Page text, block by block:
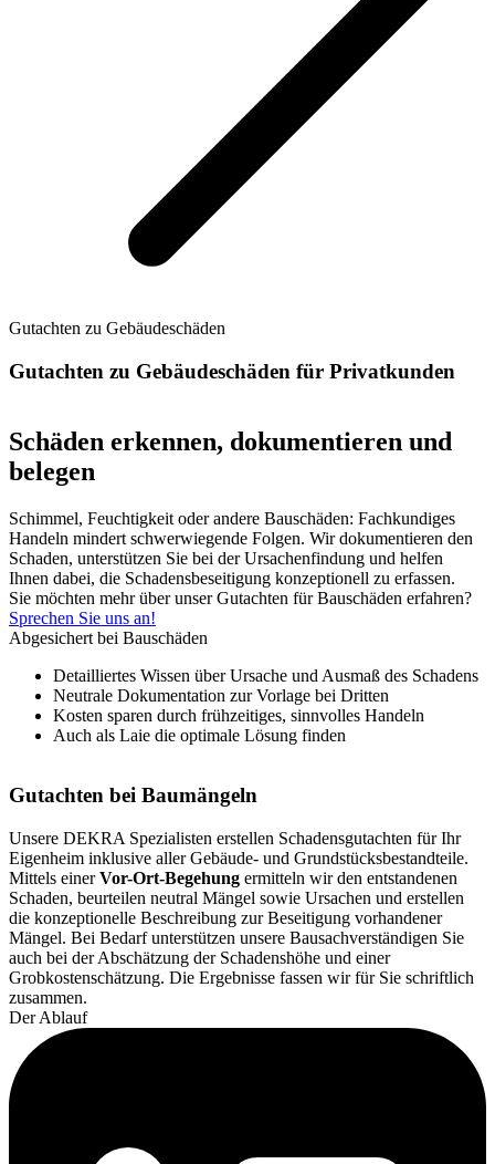
Gutachten zu Gebäudeschäden
Gutachten zu Gebäudeschäden für Privatkunden
Schäden erkennen, dokumentieren und
belegen
Schimmel, Feuchtigkeit oder andere Bauschäden: Fachkundiges
Handeln mindert schwerwiegende Folgen. Wir dokumentieren den
Schaden, unterstützen Sie bei der Ursachenfindung und helfen
Ihnen dabei, die Schadensbeseitigung konzeptionell zu erfassen.
Sie möchten mehr über unser Gutachten für Bauschäden erfahren?
Sprechen Sie uns an!
Abgesichert bei Bauschäden
Detailliertes Wissen über Ursache und Ausmaß des Schadens
Neutrale Dokumentation zur Vorlage bei Dritten
Kosten sparen durch frühzeitiges, sinnvolles Handeln
Auch als Laie die optimale Lösung finden
Gutachten bei Baumängeln
Unsere DEKRA Spezialisten erstellen Schadensgutachten für Ihr
Eigenheim inklusive aller Gebäude- und Grundstücksbestandteile.
Mittels einerVor-Ort-Begehung ermitteln wir den entstandenen
Schaden, beurteilen neutral Mängel sowie Ursachen und erstellen
die konzeptionelle Beschreibung zur Beseitigung vorhandener
Mängel. Bei Bedarf unterstützen unsere Bausachverständigen Sie
auch bei der Abschätzung der Schadenshöhe und einer
Grobkostenschätzung. Die Ergebnisse fassen wir für Sie schriftlich
zusammen.
Der Ablauf